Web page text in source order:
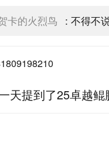
卡的火烈鸟 :不得不
天提到了25卓越